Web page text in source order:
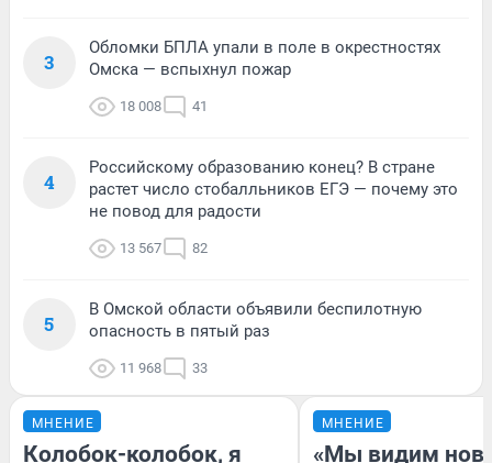
3
Обломки БПЛА упали в поле в окрестностях
Омска — вспыхнул пожар
18 008 41
4
Российскому образованию конец? В стране
растет число стобалльников ЕГЭ — почему это
не повод для радости
13 567 82
5
В Омской области объявили беспилотную
опасность в пятый раз
11 968 33
МНЕНИЕ
Колобок-колобок, я
МНЕНИЕ
«Мы видим